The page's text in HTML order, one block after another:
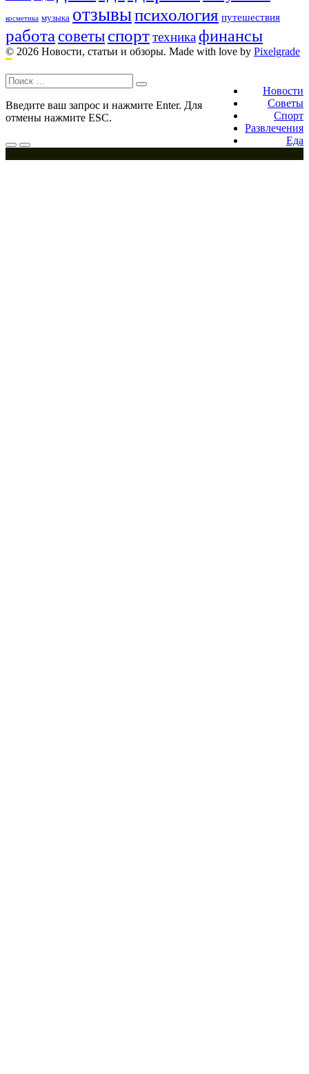
косметика музыка отзывыпсихология путешествия
работа советы спорттехникафинансы
© 2026 Новости, статьи и обзоры. Made with love by Pixelgrade
navigation
Новости
Советы
Спорт
Развлечения
Еда
Поиск:
Введите ваш запрос и нажмите Enter. Для
отмены нажмите ESC.
Меню